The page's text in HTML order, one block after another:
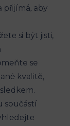
přijímá,‌ aby
si být jisti,
se‌
kvalitě,
součástí